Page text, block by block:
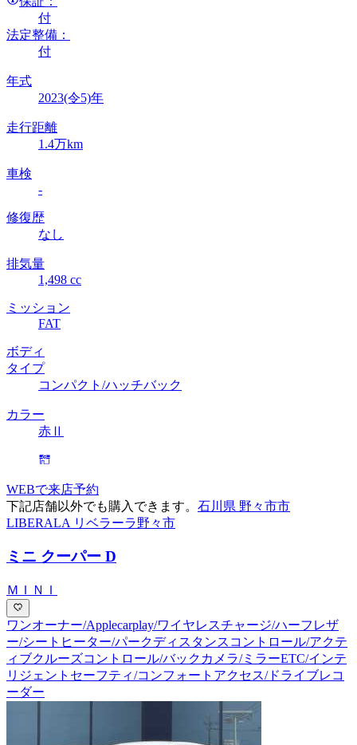
付
法定整備：
付
年式
2023(令5)年
走行距離
1.4万km
車検
-
修復歴
なし
排気量
1,498 cc
ミッション
FAT
ボディ
タイプ
コンパクト/ハッチバック
カラー
赤Ⅱ
WEBで来店予約
下記店舗以外でも購入できます。 石川県 野々市市
LIBERALA リベラーラ野々市
ミニ クーパー D
ＭＩＮＩ
ワンオーナー/Applecarplay/ワイヤレスチャージ/ハーフレザ
ー/シートヒーター/パークディスタンスコントロール/アクテ
ィブクルーズコントロール/バックカメラ/ミラーETC/インテ
リジェントセーフティ/コンフォートアクセス/ドライブレコ
ーダー